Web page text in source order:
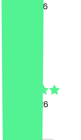
21. Mai 2026
10. Mai 2026